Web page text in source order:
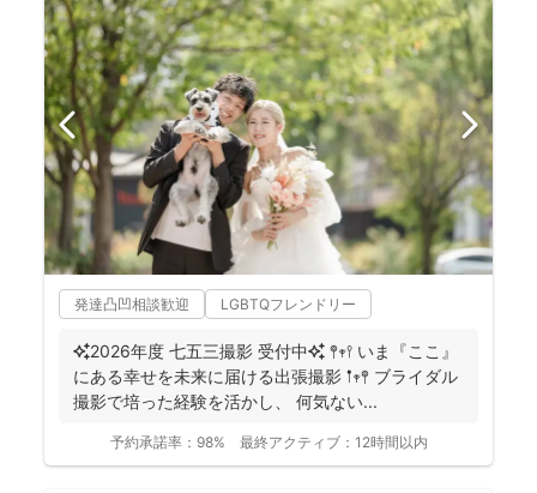
発達凸凹相談歓迎 LGBTQフレンドリー
✨2026年度 七五三撮影 受付中✨ 𖤣𖥧𖥣 いま『ここ』
にある幸せを未来に届ける出張撮影 𖡡𖥧𖤣 ブライダル
撮影で培った経験を活かし、 何気ない...
予約承諾率： 98% 最終アクティブ： 12時間以内